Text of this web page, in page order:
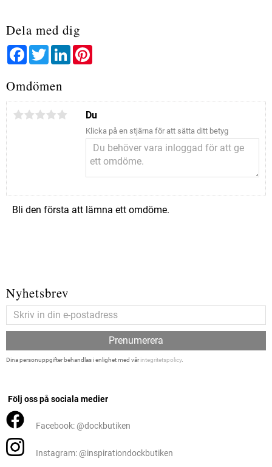
Dela med dig
FacebookTwitterLinkedIn
Omdömen
Du
Klicka på en stjärna för att sätta ditt betyg
Bli den första att lämna ett omdöme.
Nyhetsbrev
Prenumerera
Dina personuppgifter behandlas i enlighet med vårintegritetspolicy.
Följ oss på sociala medier
Facebook: @dockbutiken
Instagram: @inspirationdockbutiken